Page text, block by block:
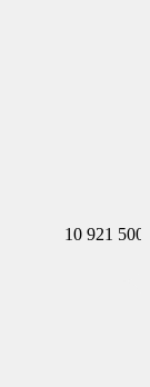
10 921 500